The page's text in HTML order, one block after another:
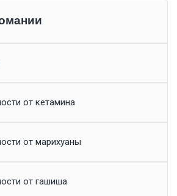
от кетамина
от марихуаны
от гашиша